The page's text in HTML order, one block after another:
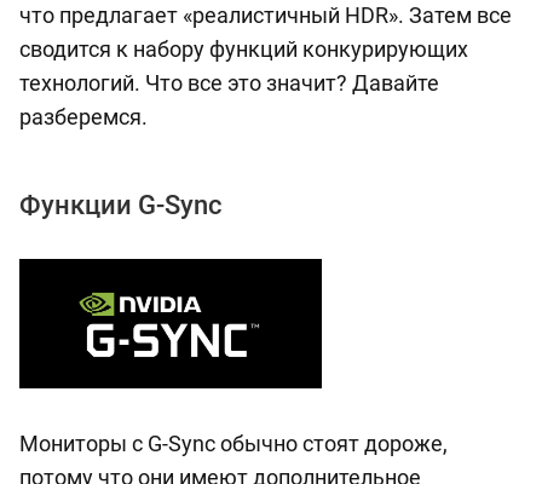
что предлагает «реалистичный HDR». Затем все
сводится к набору функций конкурирующих
технологий. Что все это значит? Давайте
разберемся.
Функции G-Sync
Мониторы с G-Sync обычно стоят дороже,
потому что они имеют дополнительное